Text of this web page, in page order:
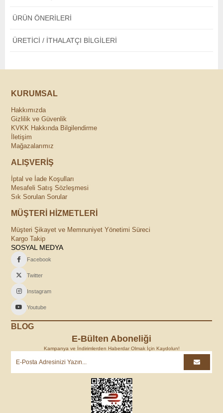
ÜRÜN ÖNERILERI
ÜRETICI / İTHALATÇI BILGILERI
KURUMSAL
Hakkımızda
Gizlilik ve Güvenlik
KVKK Hakkında Bilgilendirme
İletişim
Mağazalarımız
ALIŞVERİŞ
İptal ve İade Koşulları
Mesafeli Satış Sözleşmesi
Sık Sorulan Sorular
MÜŞTERİ HİZMETLERİ
Müşteri Şikayet ve Memnuniyet Yönetimi Süreci
Kargo Takip
SOSYAL MEDYA
Facebook
Twitter
Instagram
Youtube
BLOG
E-Bülten Aboneliği
Kampanya ve İndirimlerden Haberdar Olmak İçin Kaydolun!